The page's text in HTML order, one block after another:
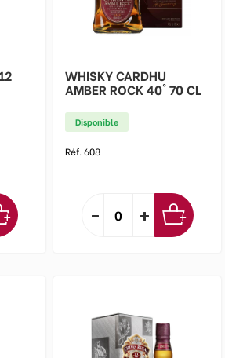
WHISKY CARDHU
AMBER ROCK 40° 70 CL
Disponible
Réf. 608